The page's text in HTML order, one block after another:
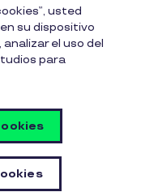
nosotros
de uso
usted
su dispositivo
el uso del
para